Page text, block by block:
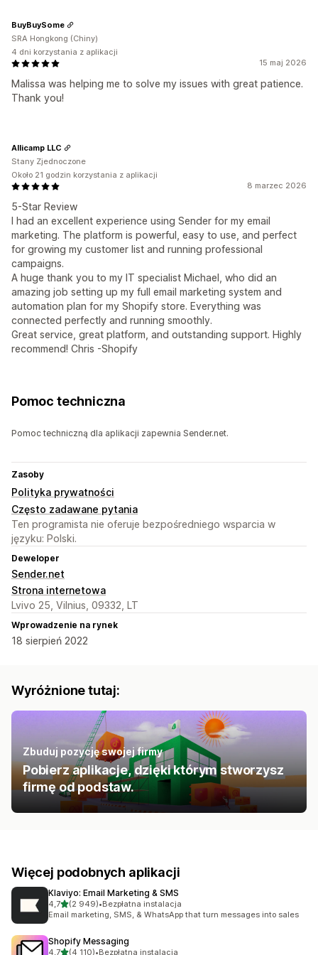
15 maj 2026
Malissa was helping me to solve my issues with great patience.
Thank you!
BuyBuySome
SRA Hongkong (Chiny)
4 dni korzystania z aplikacji
8 marzec 2026
5-Star Review
I had an excellent experience using Sender for my email
marketing. The platform is powerful, easy to use, and perfect
for growing my customer list and running professional
campaigns.
A huge thank you to my IT specialist Michael, who did an
amazing job setting up my full email marketing system and
automation plan for my Shopify store. Everything was
connected perfectly and running smoothly.
Great service, great platform, and outstanding support. Highly
recommend! Chris -Shopify
Allicamp LLC
Stany Zjednoczone
Około 21 godzin korzystania z aplikacji
Pomoc techniczna
Pomoc techniczną dla aplikacji zapewnia Sender.net.
Zasoby
Polityka prywatności
Często zadawane pytania
Ten programista nie oferuje bezpośredniego wsparcia w
języku: Polski.
Deweloper
Sender.net
Strona internetowa
Lvivo 25, Vilnius, 09332, LT
Wprowadzenie na rynek
18 sierpień 2022
Wyróżnione tutaj:
Zbuduj pozycję swojej firmy
Pobierz aplikacje, dzięki którym stworzysz
firmę od podstaw.
Więcej podobnych aplikacji
Klaviyo: Email Marketing & SMS
4,7na 5 gwiazdek
(2 949)
Łączna liczba recenzji: 2949
•Bezpłatna instalacja
Email marketing, SMS, & WhatsApp that turn messages into sales
Shopify Messaging
4,7na 5 gwiazdek
(4 110)•Bezpłatna instalacja